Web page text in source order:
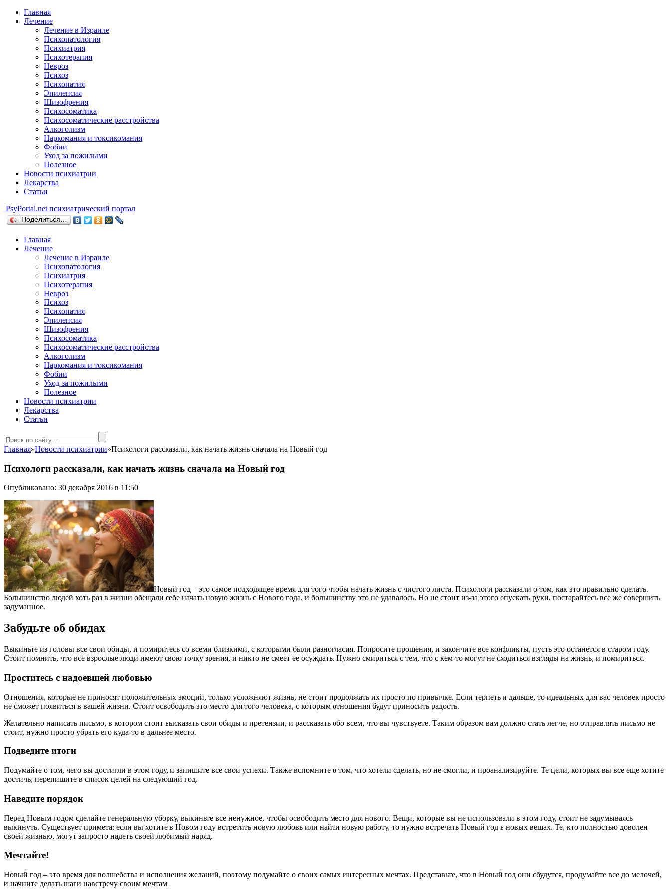
Главная
Лечение
Лечение в Израиле
Психопатология
Психиатрия
Психотерапия
Невроз
Психоз
Психопатия
Эпилепсия
Шизофрения
Психосоматика
Психосоматические расстройства
Алкоголизм
Наркомания и токсикомания
Фобии
Уход за пожилыми
Полезное
Новости психиатрии
Лекарства
Статьи
PsyPortal.net психиатрический портал
Поделиться…
Главная
Лечение
Лечение в Израиле
Психопатология
Психиатрия
Психотерапия
Невроз
Психоз
Психопатия
Эпилепсия
Шизофрения
Психосоматика
Психосоматические расстройства
Алкоголизм
Наркомания и токсикомания
Фобии
Уход за пожилыми
Полезное
Новости психиатрии
Лекарства
Статьи
Главная»Новости психиатрии»Психологи рассказали, как начать жизнь сначала на Новый год
Психологи рассказали, как начать жизнь сначала на Новый год
Опубликовано: 30 декабря 2016 в 11:50
Новый год – это самое подходящее время для того чтобы начать жизнь с чистого листа. Психологи рассказали о том, как это правильно сделать.
Большинство людей хоть раз в жизни обещали себе начать новую жизнь с Нового года, и большинству это не удавалось. Но не стоит из-за этого опускать руки, постарайтесь все же совершить
задуманное.
Забудьте об обидах
Выкиньте из головы все свои обиды, и помиритесь со всеми близкими, с которыми были разногласия. Попросите прощения, и закончите все конфликты, пусть это останется в старом году.
Стоит помнить, что все взрослые люди имеют свою точку зрения, и никто не смеет ее осуждать. Нужно смириться с тем, что с кем-то могут не сходиться взгляды на жизнь, и помириться.
Проститесь с надоевшей любовью
Отношения, которые не приносят положительных эмоций, только усложняют жизнь, не стоит продолжать их просто по привычке. Если терпеть и дальше, то идеальных для вас человек просто
не сможет появиться в вашей жизни. Стоит освободить это место для того человека, с которым отношения будут приносить радость.
Желательно написать письмо, в котором стоит высказать свои обиды и претензии, и рассказать обо всем, что вы чувствуете. Таким образом вам должно стать легче, но отправлять письмо не
стоит, нужно просто убрать его куда-то в дальнее место.
Подведите итоги
Подумайте о том, чего вы достигли в этом году, и запишите все свои успехи. Также вспомните о том, что хотели сделать, но не смогли, и проанализируйте. Те цели, которых вы все еще хотите
достичь, перепишите в список целей на следующий год.
Наведите порядок
Перед Новым годом сделайте генеральную уборку, выкиньте все ненужное, чтобы освободить место для нового. Вещи, которые вы не использовали в этом году, стоит не задумываясь
выкинуть. Существует примета: если вы хотите в Новом году встретить новую любовь или найти новую работу, то нужно встречать Новый год в новых вещах. Те, кто полностью доволен
своей жизнью, могут запросто надеть своей любимый наряд.
Мечтайте!
Новый год – это время для волшебства и исполнения желаний, поэтому подумайте о своих самых интересных мечтах. Представьте, что в Новый год они сбудутся, продумайте все до мелочей,
и начните делать шаги навстречу своим мечтам.